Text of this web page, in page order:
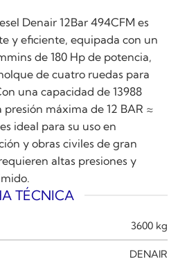
Denair 12Bar 494CFM es
y eficiente, equipada con un
de 180 Hp de potencia,
de cuatro ruedas para
una capacidad de 13988
máxima de 12 BAR ≈
ideal para su uso en
y obras civiles de gran
altas presiones y
TÉCNICA
3600 kg
DENAIR